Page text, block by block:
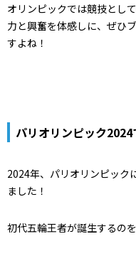
オリンピックでは競技とし
力と興奮を体感しに、ぜひ
すよね！
パリオリンピック
2024年、パリオリンピック
ました！
初代五輪王者が誕生するの